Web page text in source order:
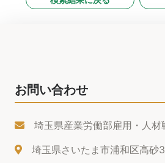
お問い合わせ
埼玉県産業労働部雇用・人材
埼玉県さいたま市浦和区高砂